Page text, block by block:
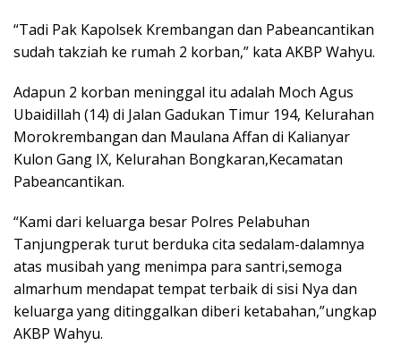
“Tadi Pak Kapolsek Krembangan dan Pabeancantikan
sudah takziah ke rumah 2 korban,” kata AKBP Wahyu.
Adapun 2 korban meninggal itu adalah Moch Agus
Ubaidillah (14) di Jalan Gadukan Timur 194, Kelurahan
Morokrembangan dan Maulana Affan di Kalianyar
Kulon Gang IX, Kelurahan Bongkaran,Kecamatan
Pabeancantikan.
“Kami dari keluarga besar Polres Pelabuhan
Tanjungperak turut berduka cita sedalam-dalamnya
atas musibah yang menimpa para santri,semoga
almarhum mendapat tempat terbaik di sisi Nya dan
keluarga yang ditinggalkan diberi ketabahan,”ungkap
AKBP Wahyu.